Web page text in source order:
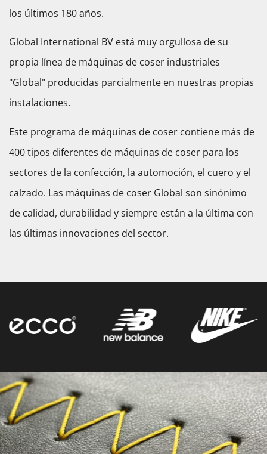
los últimos 180 años.
Global International BV está muy orgullosa de su
propia línea de máquinas de coser industriales
"Global" producidas parcialmente en nuestras propias
instalaciones.
Este programa de máquinas de coser contiene más de
400 tipos diferentes de máquinas de coser para los
sectores de la confección, la automoción, el cuero y el
calzado. Las máquinas de coser Global son sinónimo
de calidad, durabilidad y siempre están a la última con
las últimas innovaciones del sector.